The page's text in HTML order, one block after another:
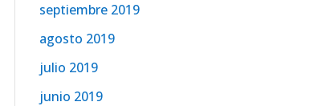
septiembre 2019
agosto 2019
julio 2019
junio 2019